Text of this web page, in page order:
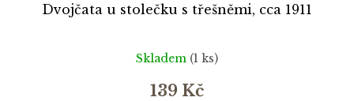
Dvojčata u stolečku s třešněmi, cca 1911
Skladem (1 ks)
139 Kč